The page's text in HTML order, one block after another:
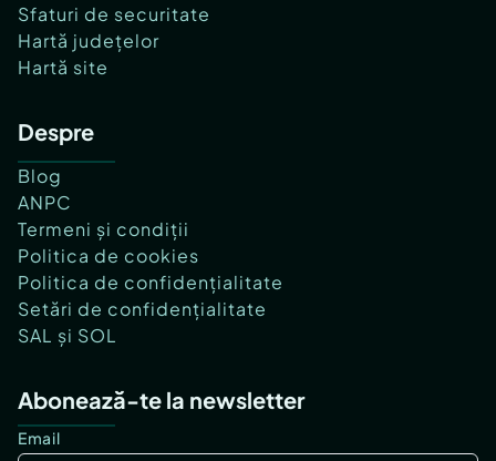
Sfaturi de securitate
Hartă județelor
Hartă site
Despre
Blog
ANPC
Termeni și condiții
Politica de cookies
Politica de confidențialitate
Setări de confidențialitate
SAL și SOL
Abonează-te la newsletter
Email